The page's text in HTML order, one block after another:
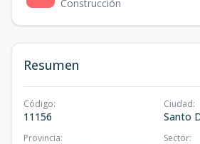
Construcción
Resumen
Código:
11156
Ciudad:
Santo
Provincia: Sector: